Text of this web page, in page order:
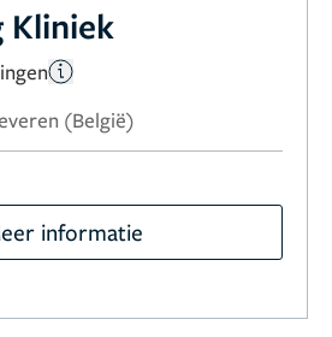
Kliniek
(België)
informatie